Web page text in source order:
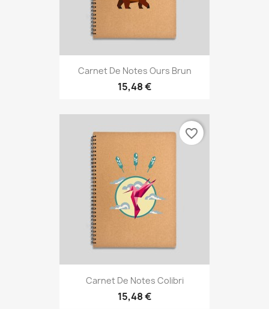
Carnet De Notes Ours Brun
15,48 €
Carnet De Notes Colibri
15,48 €
favorite_border